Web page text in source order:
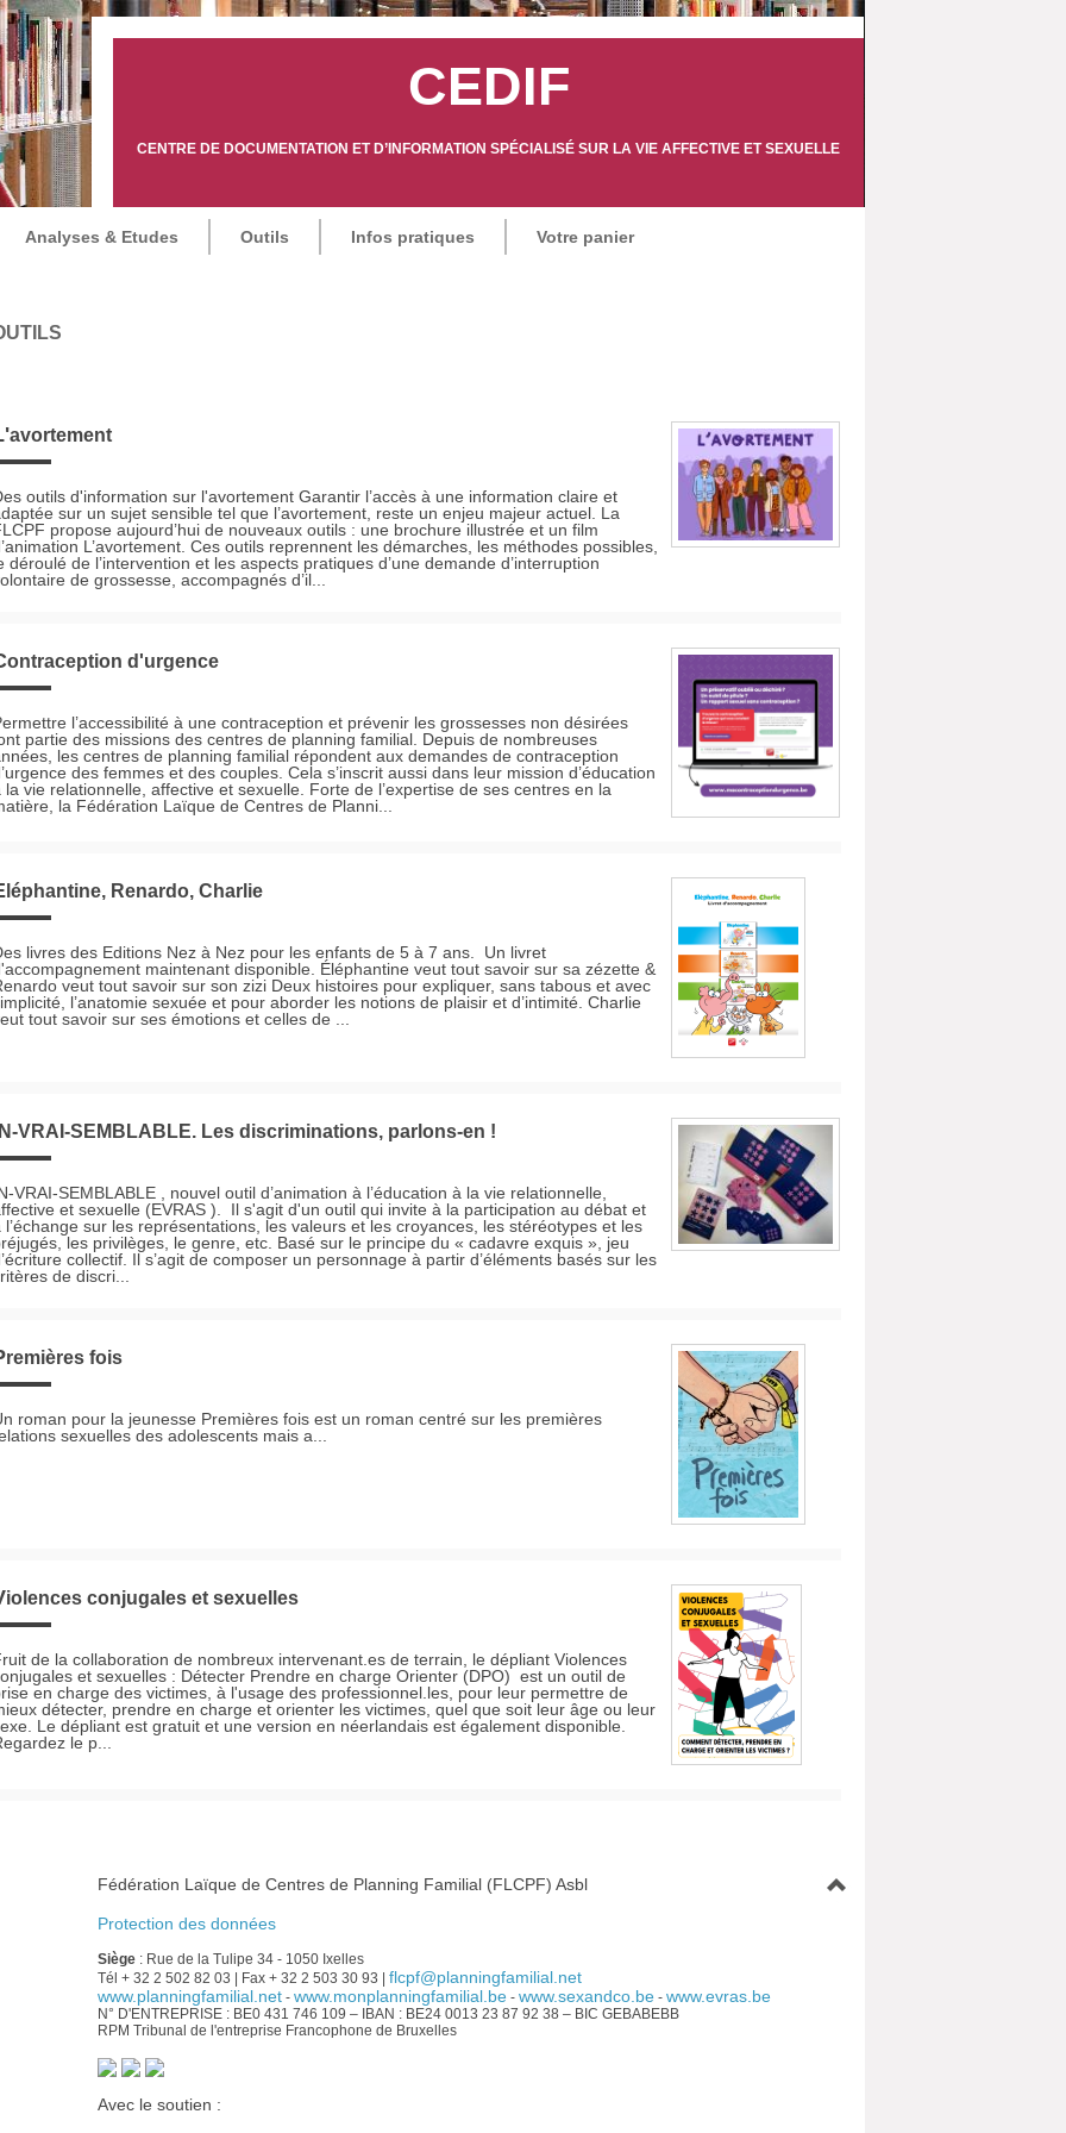
CEDIF
CENTRE DE DOCUMENTATION ET D’INFORMATION SPÉCIALISÉ SUR LA VIE AFFECTIVE ET SEXUELLE
Analyses & Etudes Outils Infos pratiques Votre panier
L'avortement
outils d'information sur l'avortement Garantir l’accès à une information claire et
sur un sujet sensible tel que l’avortement, reste un enjeu majeur actuel. La
propose aujourd’hui de nouveaux outils : une brochure illustrée et un film
L’avortement. Ces outils reprennent les démarches, les méthodes possibles,
déroulé de l’intervention et les aspects pratiques d’une demande d’interruption
de grossesse, accompagnés d’il...
Contraception d'urgence
l’accessibilité à une contraception et prévenir les grossesses non désirées
partie des missions des centres de planning familial. Depuis de nombreuses
les centres de planning familial répondent aux demandes de contraception
des femmes et des couples. Cela s’inscrit aussi dans leur mission d’éducation
la vie relationnelle, affective et sexuelle. Forte de l’expertise de ses centres en la
la Fédération Laïque de Centres de Planni...
Eléphantine, Renardo, Charlie
livres des Editions Nez à Nez pour les enfants de 5 à 7 ans. Un livret
maintenant disponible. Éléphantine veut tout savoir sur sa zézette &
veut tout savoir sur son zizi Deux histoires pour expliquer, sans tabous et avec
l’anatomie sexuée et pour aborder les notions de plaisir et d’intimité. Charlie
tout savoir sur ses émotions et celles de ...
IN-VRAI-SEMBLABLE. Les discriminations, parlons-en !
VRAI-SEMBLABLE , nouvel outil d’animation à l’éducation à la vie relationnelle,
et sexuelle (EVRAS ). Il s'agit d'un outil qui invite à la participation au débat et
l’échange sur les représentations, les valeurs et les croyances, les stéréotypes et les
les privilèges, le genre, etc. Basé sur le principe du « cadavre exquis », jeu
collectif. Il s’agit de composer un personnage à partir d’éléments basés sur les
de discri...
Premières fois
roman pour la jeunesse Premières fois est un roman centré sur les premières
sexuelles des adolescents mais a...
Violences conjugales et sexuelles
de la collaboration de nombreux intervenant.es de terrain, le dépliant Violences
et sexuelles : Détecter Prendre en charge Orienter (DPO) est un outil de
en charge des victimes, à l'usage des professionnel.les, pour leur permettre de
détecter, prendre en charge et orienter les victimes, quel que soit leur âge ou leur
Le dépliant est gratuit et une version en néerlandais est également disponible.
le p...
Fédération Laïque de Centres de Planning Familial (FLCPF) Asbl
Protection des données
Siège: Rue de la Tulipe 34 - 1050 Ixelles
Tél + 32 2 502 82 03 | Fax + 32 2 503 30 93 | flcpf@planningfamilial.net
www.planningfamilial.net- www.monplanningfamilial.be- www.sexandco.be- www.evras.be
N° D'ENTREPRISE : BE0 431 746 109 – IBAN : BE24 0013 23 87 92 38 – BIC GEBABEBB
RPM Tribunal de l'entreprise Francophone de Bruxelles
Avec le soutien :